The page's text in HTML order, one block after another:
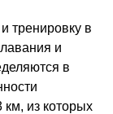
тренировку в
и
в
из которых